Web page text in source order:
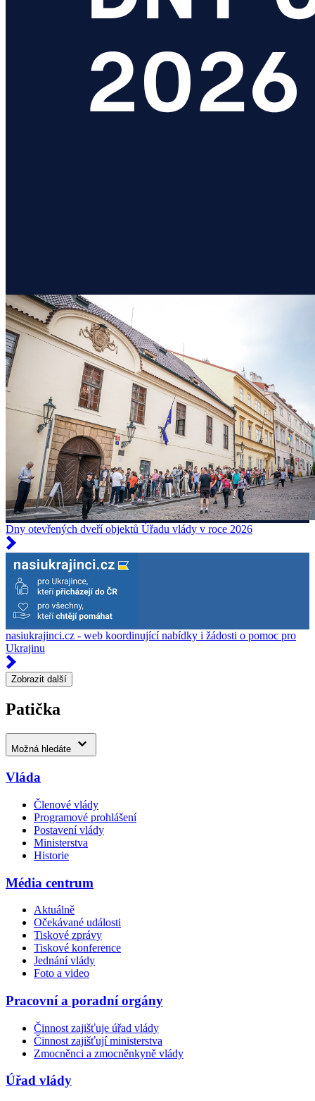
Dny otevřených dveří objektů Úřadu vlády v roce 2026
nasiukrajinci.cz - web koordinující nabídky i žádosti o pomoc pro
Ukrajinu
Zobrazit další
Patička
Možná hledáte
Vláda
Členové vlády
Programové prohlášení
Postavení vlády
Ministerstva
Historie
Média centrum
Aktuálně
Očekávané události
Tiskové zprávy
Tiskové konference
Jednání vlády
Foto a video
Pracovní a poradní orgány
Činnost zajišťuje úřad vlády
Činnost zajišťují ministerstva
Zmocněnci a zmocněnkyně vlády
Úřad vlády